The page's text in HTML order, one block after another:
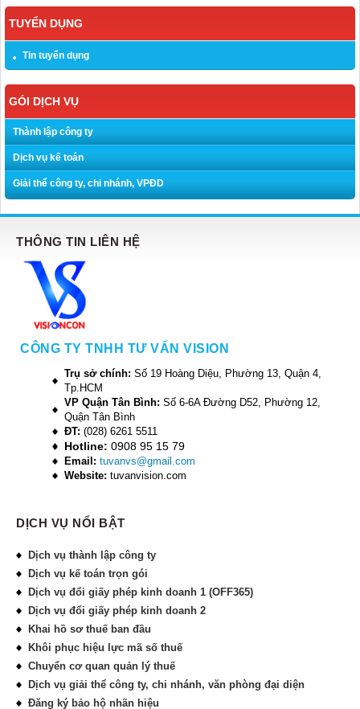
TUYỂN DỤNG
Tin tuyển dụng
GÓI DỊCH VỤ
Thành lập công ty
Dịch vụ kế toán
Giải thể công ty, chi nhánh, VPĐD
THÔNG TIN LIÊN HỆ
CÔNG TY TNHH TƯ VẤN VISION
Trụ sở chính: Số 19 Hoàng Diệu, Phường 13, Quận 4,
Tp.HCM
VP Quận Tân Bình: Số 6-6A Đường D52, Phường 12,
Quận Tân Bình
ĐT: (028) 6261 5511
Hotline: 0908 95 15 79
Email: tuvanvs@gmail.com
Website: tuvanvision.com
DỊCH VỤ NỔI BẬT
Dịch vụ thành lập công ty
Dịch vụ kế toán trọn gói
Dịch vụ đổi giấy phép kinh doanh 1 (OFF365)
Dịch vụ đổi giấy phép kinh doanh 2
Khai hồ sơ thuế ban đầu
Khôi phục hiệu lực mã số thuế
Chuyển cơ quan quản lý thuế
Dịch vụ giải thể công ty, chi nhánh, văn phòng đại diện
Đăng ký bảo hộ nhãn hiệu